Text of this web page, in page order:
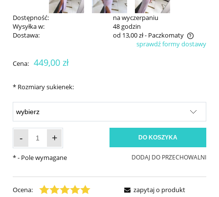
Dostępność:
na wyczerpaniu
Wysyłka w:
48 godzin
Dostawa:
od 13,00 zł- Paczkomaty
Cena nie zawiera ewentualnych kosztów płatnościsprawdź formy dostawy
Cena: 449,00 zł
* Rozmiary sukienek:
- + DO KOSZYKA
DODAJ DO PRZECHOWALNI
*- Pole wymagane
Ocena:
zapytaj o produkt